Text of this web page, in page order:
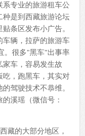
专业的旅游租车公
是到西藏旅游论坛
条区发布小广告。
辆，拉萨的旅游车
。很多"黑车"出事率
车，容易发生故
，跑黑车，其实对
驾驶技术不恭维。
的溪瑶（微信号：
的大部分地区，